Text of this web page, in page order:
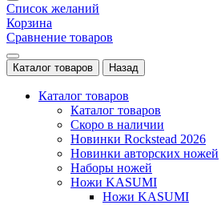
Список желаний
Корзина
Сравнение товаров
Каталог товаров Назад
Каталог товаров
Каталог товаров
Скоро в наличии
Новинки Rockstead 2026
Новинки авторских ножей
Наборы ножей
Ножи KASUMI
Ножи KASUMI